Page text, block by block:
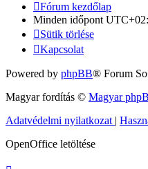
Fórum kezdőlap
Minden időpont
Sütik törlése
Kapcsolat
Powered by phpBB® Forum
Magyar fordítás © Magyar
Adatvédelmi nyilatkozat |
OpenOffice letöltése